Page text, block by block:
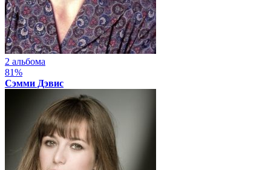
2 альбома
81%
Сэмми Дэвис